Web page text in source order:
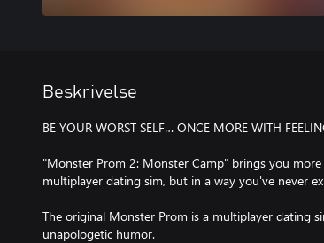
Beskrivelse
BE YOUR WORST SELF… ONCE MORE WITH
"Monster Prom 2: Monster Camp" brings you
multiplayer dating sim, but in a way you've never
The original Monster Prom is a multiplayer dating
unapologetic humor.